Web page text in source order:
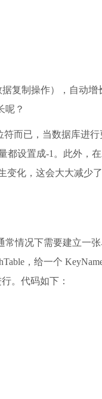
复制操作），自动
呢？
而已，当数据库进
都设置成-1。此外，
变化，这会大大减少
情况下需要建立一
，给一个
。代码如下：